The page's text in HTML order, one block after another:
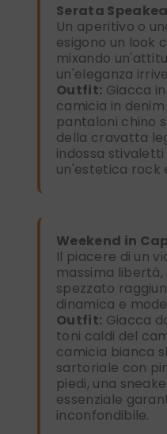
Serata
Un aperitivo o
esigono un look
mixando
un'eleganza
Outfit: Giacca
camicia in
pantaloni chino
della cravatta
indossa
un'estetica rock
Weekend in
Il piacere di un
massima
spezzato
dinamica e
Outfit: Giacca
toni caldi del
camicia bianca
sartoriale con
piedi, una
essenziale
inconfondibile.